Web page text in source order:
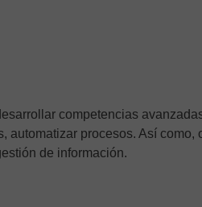
competencias
automatizar procesos. Así
de información.